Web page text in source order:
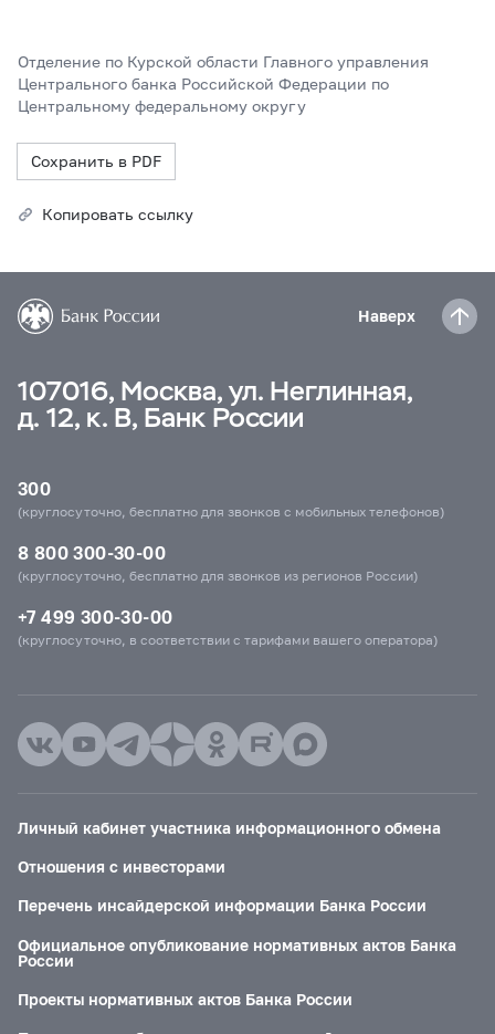
Отделение по Курской области Главного управления
Центрального банка Российской Федерации по
Центральному федеральному округу
Сохранить в PDF
Копировать ссылку
Наверх
107016, Москва, ул. Неглинная,
д. 12, к. В, Банк России
300
(круглосуточно, бесплатно для звонков с мобильных телефонов)
8 800 300-30-00
(круглосуточно, бесплатно для звонков из регионов России)
+7 499 300-30-00
(круглосуточно, в соответствии с тарифами вашего оператора)
Личный кабинет участника информационного обмена
Отношения с инвесторами
Перечень инсайдерской информации Банка России
Официальное опубликование нормативных актов Банка
России
Проекты нормативных актов Банка России